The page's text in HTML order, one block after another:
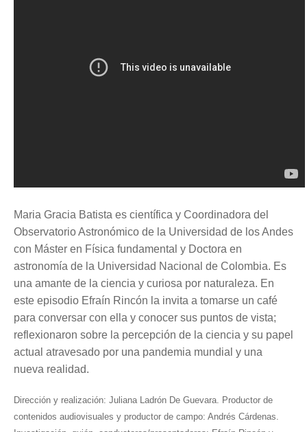
Maria Gracia Batista es científica y Coordinadora del
Observatorio Astronómico de la Universidad de los Andes
con Máster en Física fundamental y Doctora en
astronomía de la Universidad Nacional de Colombia. Es
una amante de la ciencia y curiosa por naturaleza. En
este episodio Efraín Rincón la invita a tomarse un café
para conversar con ella y conocer sus puntos de vista;
reflexionaron sobre la percepción de la ciencia y su papel
actual atravesado por una pandemia mundial y una
nueva realidad.
Dirección y realización: Juliana Ladrón De Guevara. Productor de
contenidos audiovisuales y productor de campo: Andrés Cárdenas.